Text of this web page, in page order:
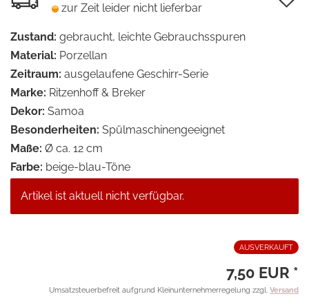
zur Zeit leider nicht lieferbar
Zustand: gebraucht, leichte Gebrauchsspuren
Material: Porzellan
Zeitraum: ausgelaufene Geschirr-Serie
Marke: Ritzenhoff & Breker
Dekor: Samoa
Besonderheiten: Spülmaschinengeeignet
Maße: Ø ca. 12 cm
Farbe: beige-blau-Töne
Artikel ist aktuell nicht verfügbar.
AUSVERKAUFT
7,50 EUR *
Umsatzsteuerbefreit aufgrund Kleinunternehmerregelung zzgl. Versand